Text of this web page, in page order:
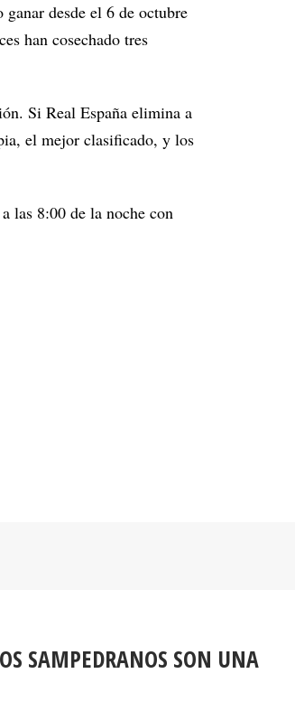
desde el 6 de octubre
han cosechado tres
Si Real España elimina a
el mejor clasificado, y los
las 8:00 de la noche con
SAMPEDRANOS SON UNA